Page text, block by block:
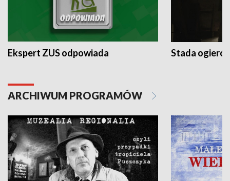
Ekspert ZUS odpowiada Stada
ARCHIWUM PROGRAMÓW